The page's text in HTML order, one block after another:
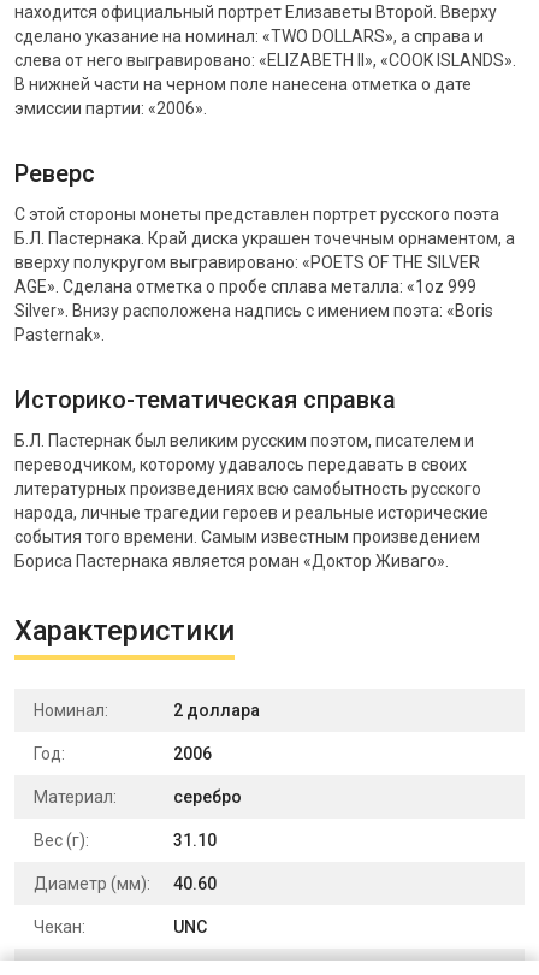
находится официальный портрет Елизаветы Второй. Вверху
сделано указание на номинал: «TWO DOLLARS», а справа и
слева от него выгравировано: «ELIZABETH II», «COOK ISLANDS».
В нижней части на черном поле нанесена отметка о дате
эмиссии партии: «2006».
Реверс
С этой стороны монеты представлен портрет русского поэта
Б.Л. Пастернака. Край диска украшен точечным орнаментом, а
вверху полукругом выгравировано: «POETS OF THE SILVER
AGE». Сделана отметка о пробе сплава металла: «1oz 999
Silver». Внизу расположена надпись с имением поэта: «Boris
Pasternak».
Историко-тематическая справка
Б.Л. Пастернак был великим русским поэтом, писателем и
переводчиком, которому удавалось передавать в своих
литературных произведениях всю самобытность русского
народа, личные трагедии героев и реальные исторические
события того времени. Самым известным произведением
Бориса Пастернака является роман «Доктор Живаго».
Характеристики
Номинал: 2 доллара
Год: 2006
Материал: серебро
Вес (г): 31.10
Диаметр (мм): 40.60
Чекан: UNC